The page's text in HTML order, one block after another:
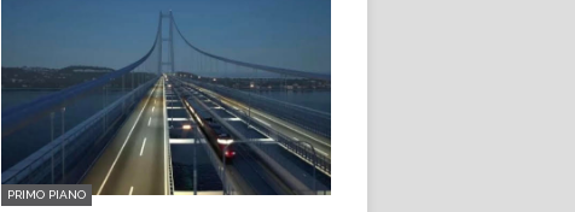
PRIMO PIANO